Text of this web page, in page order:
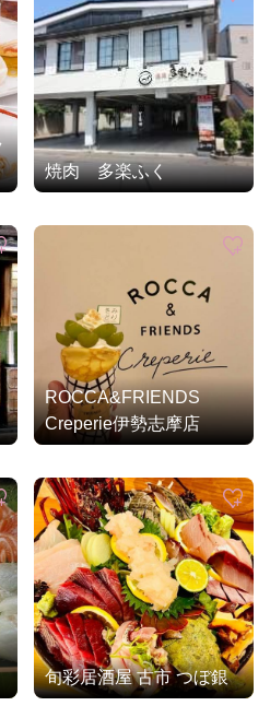
焼肉 多楽ふく
ROCCA&FRIENDS
Creperie伊勢志摩店
旬彩居酒屋 古市 つぼ銀